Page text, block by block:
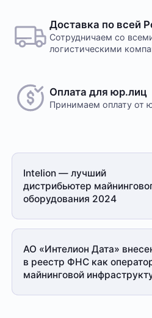
Доставка по всей
Сотрудничаем со
логистическими
Оплата для юр.лиц
Принимаем оплату от
Intelion — лучший
дистрибьютер
оборудования 2024
АО «Интелион Дата»
в реестр ФНС как
майнинговой